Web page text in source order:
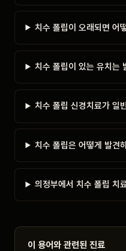
치수 폴립이 오래되면 어
치수 폴립이 있는 유치는
치수 폴립 신경치료가 일
치수 폴립은 어떻게 발견
의정부에서 치수 폴립 치
이 용어와 관련된 진료